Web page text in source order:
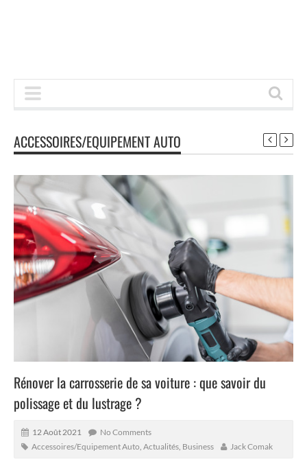
ACCESSOIRES/EQUIPEMENT AUTO
Rénover la carrosserie de sa voiture : que savoir du
polissage et du lustrage ?
12 Août 2021
No Comments
Accessoires/Equipement Auto, Actualités, Business Jack Comak